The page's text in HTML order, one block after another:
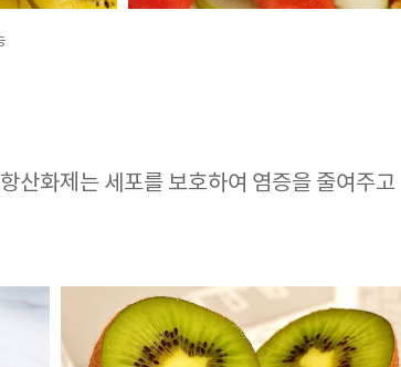
산화제는 세포를 보호하여 염증을 줄여주고